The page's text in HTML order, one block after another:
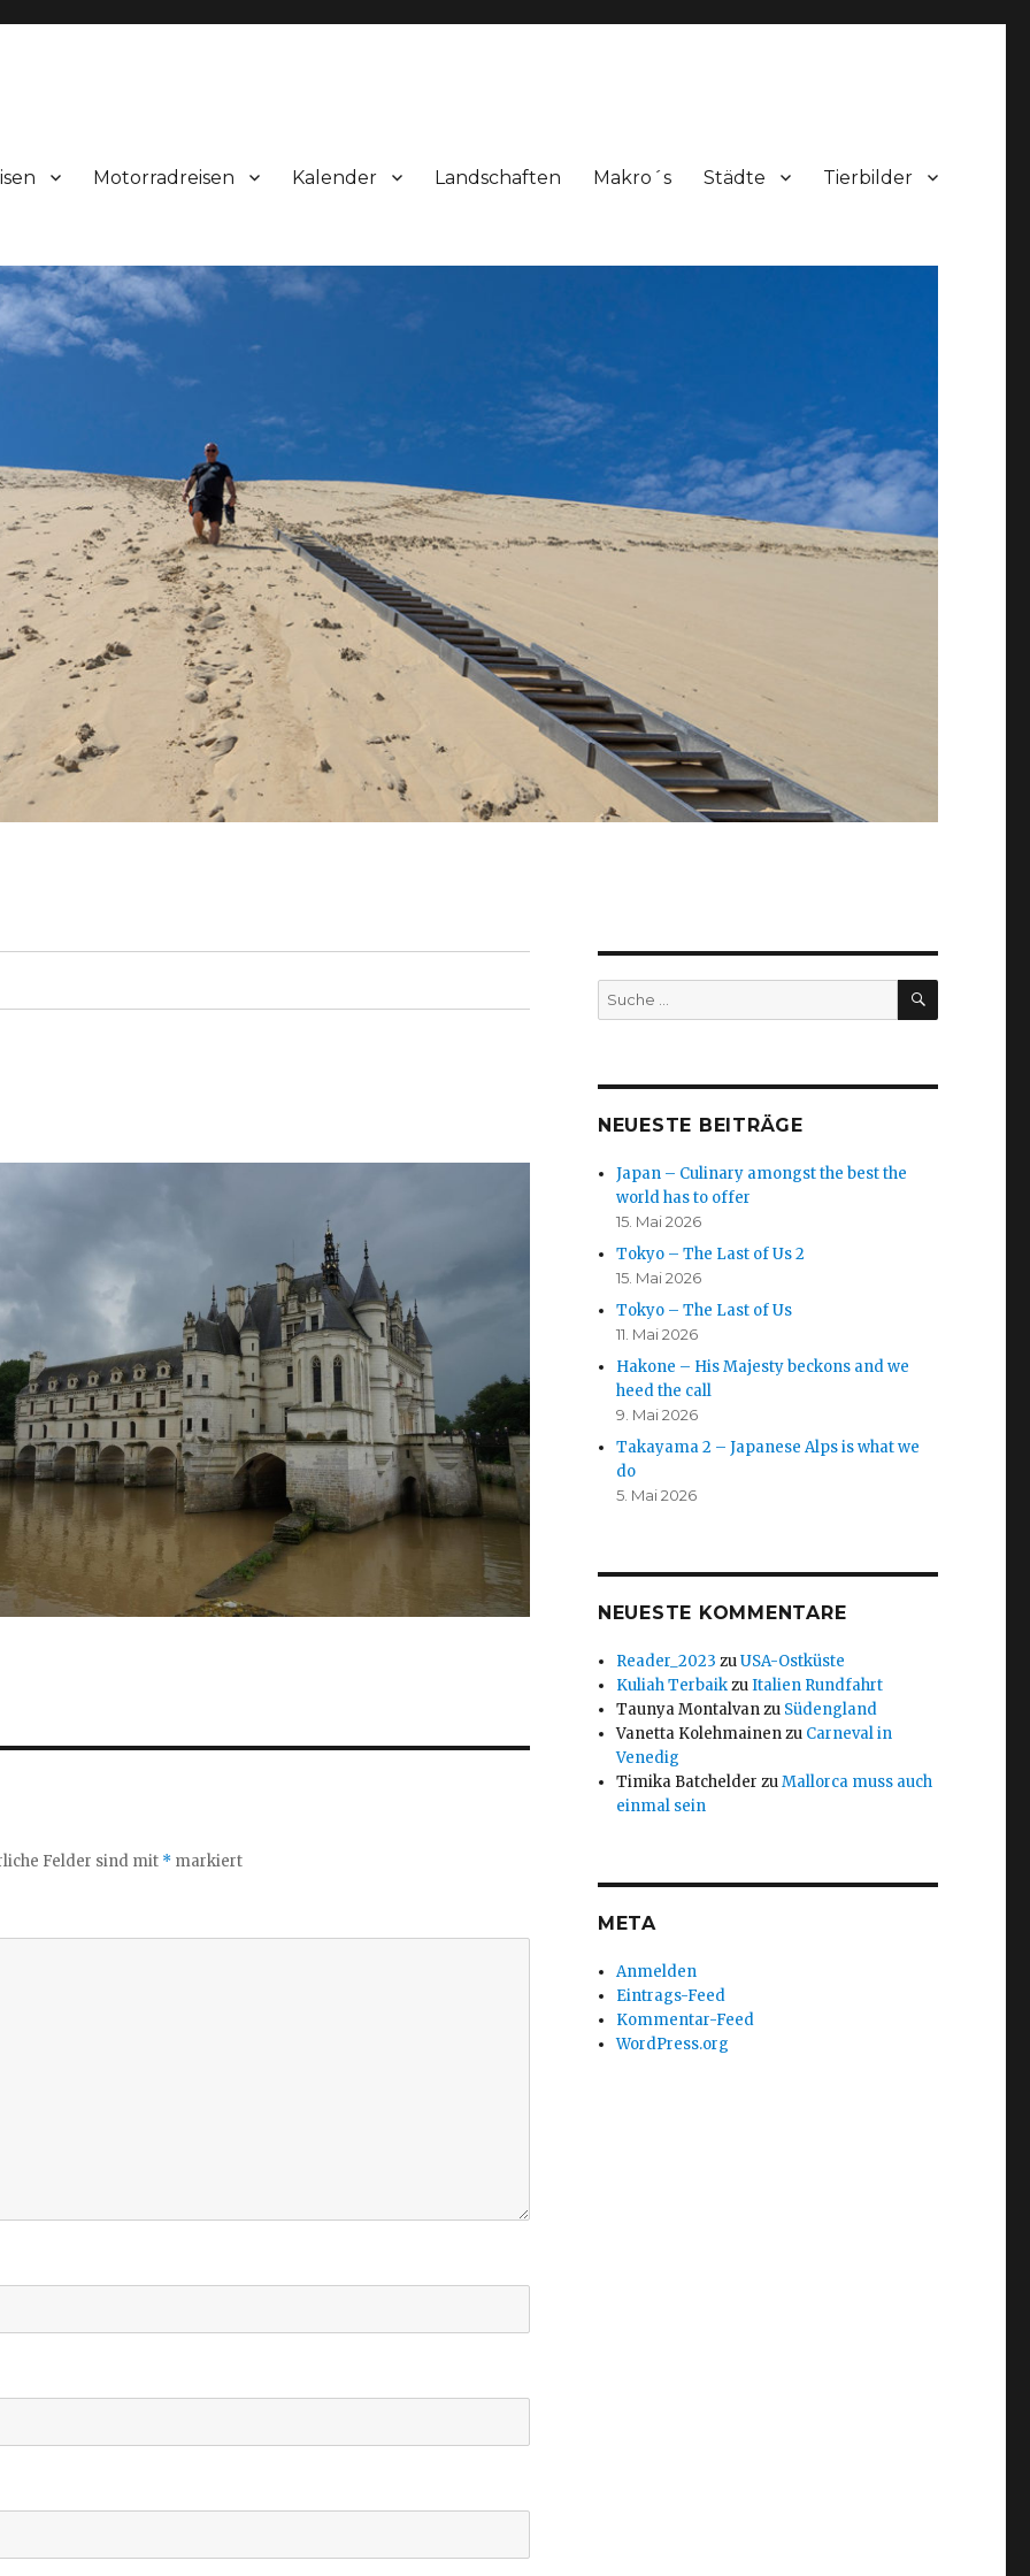
Motorradreisen Kalender Landschaften Makro´s Städte Tierbilder
Felder sind mit * markiert
Suche
nach:
SUCHEN
NEUESTE BEITRÄGE
Japan – Culinary amongst the best the
world has to offer
15. Mai 2026
Tokyo – The Last of Us 2
15. Mai 2026
Tokyo – The Last of Us
11. Mai 2026
Hakone – His Majesty beckons and we
heed the call
9. Mai 2026
Takayama 2 – Japanese Alps is what we
do
5. Mai 2026
NEUESTE KOMMENTARE
Reader_2023 zuUSA-Ostküste
Kuliah TerbaikzuItalien Rundfahrt
Taunya Montalvanzu Südengland
Vanetta Kolehmainenzu Carneval in
Venedig
Timika Batchelder zuMallorca muss auch
einmal sein
META
Anmelden
Eintrags-Feed
Kommentar-Feed
WordPress.org